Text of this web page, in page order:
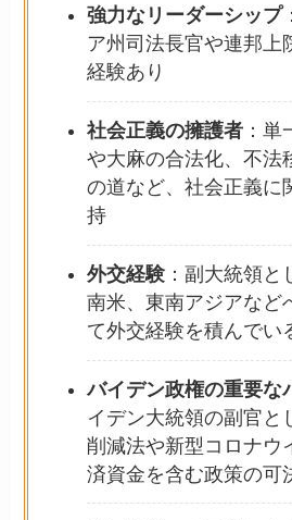
強力なリーダーシップ
ア州司法長官や連邦上
経験あり
社会正義の擁護者 ：
や大麻の合法化、不法
の道など、社会正義に
持
外交経験 ：副大統領と
南米、東南アジアなど
て外交経験を積んでい
バイデン政権の重要な
イデン大統領の副官と
削減法や新型コロナウ
済資金を含む政策の可